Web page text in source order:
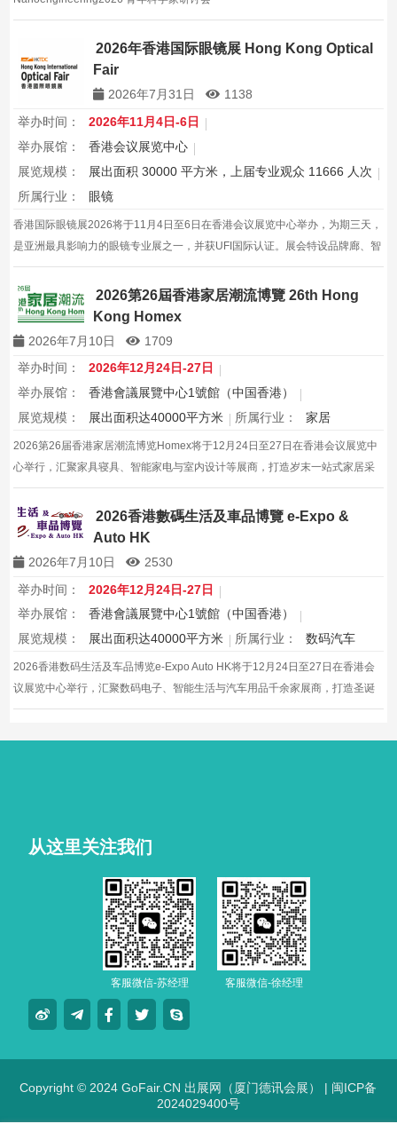
2026年香港国际眼镜展 Hong Kong Optical
Fair
2026年7月31日
1138
举办时间：
2026年11月4日-6日
举办展馆：
香港会议展览中心
展览规模：
展出面积 30000 平方米，上届专业观众 11666 人次
所属行业：
眼镜
香港国际眼镜展2026将于11月4日至6日在香港会议展览中心举办，为期三天，
是亚洲最具影响力的眼镜专业展之一，并获UFI国际认证。展会特设品牌廊、智
能眼镜专区与多国展馆，汇聚全球视光产品供应商，并配套眼镜汇演与行业论
坛，为展商与买家创造高效的跨境商贸与合作机…
2026第26屆香港家居潮流博覽 26th Hong
Kong Homex
2026年7月10日
1709
举办时间：
2026年12月24日-27日
举办展馆：
香港會議展覽中心1號館（中国香港）
展览规模：
展出面积达40000平方米 所属行业： 家居
2026第26届香港家居潮流博览Homex将于12月24日至27日在香港会议展览中
心举行，汇聚家具寝具、智能家电与室内设计等展商，打造岁末一站式家居采
购与灵感盛会，欢迎本地家庭与海内外买家入场挑选心仪家居好物，共度温馨
节日购物季，感受设计之美。2026香港數碼生活及車品博覽 e-Expo &
Auto HK
2026年7月10日
2530
举办时间：
2026年12月24日-27日
举办展馆：
香港會議展覽中心1號館（中国香港）
展览规模：
展出面积达40000平方米 所属行业： 数码汽车
2026香港数码生活及车品博览e-Expo Auto HK将于12月24日至27日在香港会
议展览中心举行，汇聚数码电子、智能生活与汽车用品千余家展商，打造圣诞
黄金档科技车品一站式采购盛会，欢迎观众与买家到场体验交流，共赴年度科
从这里关注我们
客服微信-苏经理 客服微信-徐经理
Copyright © 2024 GoFair.CN 出展网（厦门德讯会展） | 闽ICP备
2024029400号